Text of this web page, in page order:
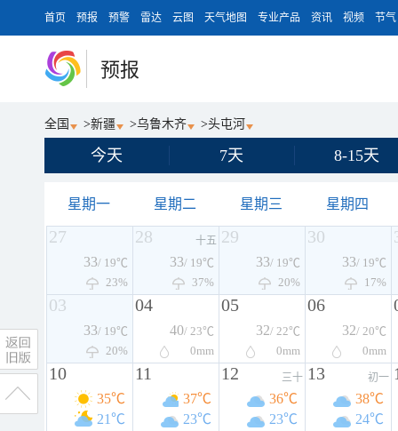
首页 预报 预警 雷达 云图 天气地图 专业产品 资讯 视频 节气
预报
全国 >新疆 >乌鲁木齐 >头屯河
今天 7天 8-15天
星期一 星期二 星期三 星期四
27
33/ 19℃
23%
28 十五
33/ 19℃
37%
29
33/ 19℃
20%
30
33/ 19℃
17%
03
33/ 19℃
20%
04
40/ 23℃
0mm
05
32/ 22℃
0mm
06
32/ 20℃
0mm
10
35℃
21℃
11
37℃
23℃
12 三十
36℃
23℃
13 初一
38℃
24℃